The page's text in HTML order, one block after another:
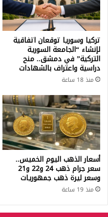
تركيا وسوريا توقعان اتفاقية
لإنشاء “الجامعة السورية
التركية” في دمشق.. منح
دراسية واعتراف بالشهادات
منذ 18 ساعة
أسعار الذهب اليوم الخميس..
سعر جرام ذهب 24 و22 و21
وسعر ليرة ذهب جمهوريات
منذ 19 ساعة